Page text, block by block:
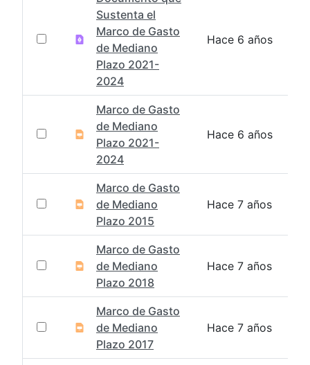
Sustenta el
Marco de Gasto
de Mediano
Plazo 2021-
2024
Hace 6 años
Marco de Gasto
de Mediano
Plazo 2021-
2024
Hace 6 años
Marco de Gasto
de Mediano
Plazo 2015
Hace 7 años
Marco de Gasto
de Mediano
Plazo 2018
Hace 7 años
Marco de Gasto
de Mediano
Plazo 2017
Hace 7 años